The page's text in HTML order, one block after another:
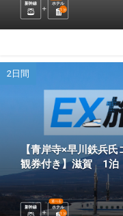
新幹線 ホテル
1 泊
2日間
【青岸寺×早川鉄兵
観券付き】滋賀 1泊
新幹線 ホテル
選べる
1 泊